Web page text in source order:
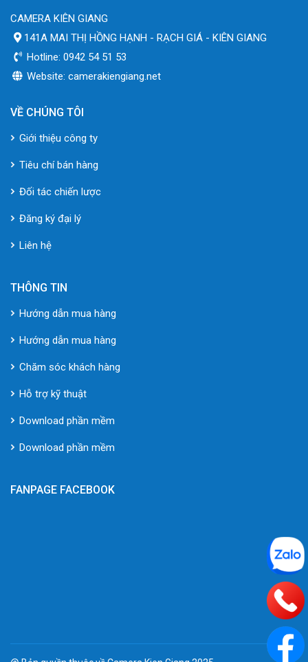
CAMERA KIÊN GIANG
141A MAI THỊ HỒNG HẠNH - RẠCH GIÁ - KIÊN GIANG
Hotline: 0942 54 51 53
Website: camerakiengiang.net
VỀ CHÚNG TÔI
Giới thiệu công ty
Tiêu chí bán hàng
Đối tác chiến lược
Đăng ký đại lý
Liên hệ
THÔNG TIN
Hướng dẫn mua hàng
Hướng dẫn mua hàng
Chăm sóc khách hàng
Hỗ trợ kỹ thuật
Download phần mềm
Download phần mềm
FANPAGE FACEBOOK